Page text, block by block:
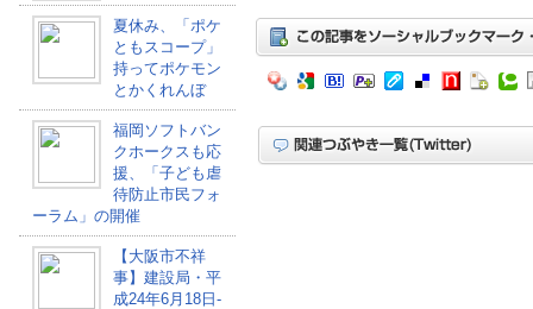
夏休み、「ポケ
ともスコープ」
持ってポケモン
とかくれんぼ
福岡ソフトバン
クホークスも応
援、「子ども虐
待防止市民フォ
ーラム」の開催
【大阪市不祥
事】建設局・平
成24年6月18日-